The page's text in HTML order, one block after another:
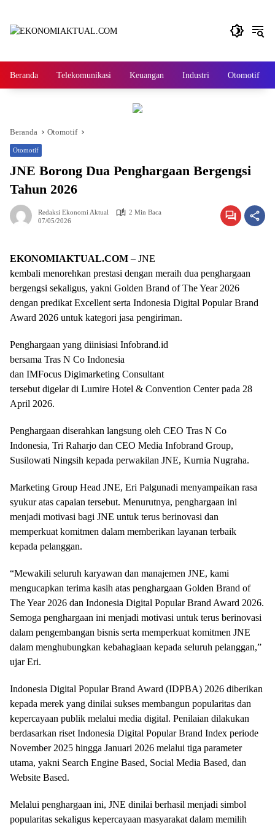
konten
Beranda Telekomunikasi Keuangan Industri Otomotif
Beranda Otomotif
Otomotif
JNE Borong Dua Penghargaan Bergengsi
Tahun 2026
Redaksi Ekonomi Aktual
2 Min Baca
07/05/2026
EKONOMIAKTUAL.COM – JNE
kembali menorehkan prestasi dengan meraih dua penghargaan
bergengsi sekaligus, yakni Golden Brand of The Year 2026
dengan predikat Excellent serta Indonesia Digital Popular Brand
Award 2026 untuk kategori jasa pengiriman.
Penghargaan yang diinisiasi Infobrand.id
bersama Tras N Co Indonesia
dan IMFocus Digimarketing Consultant
tersebut digelar di Lumire Hotel & Convention Center pada 28
April 2026.
Penghargaan diserahkan langsung oleh CEO Tras N Co
Indonesia, Tri Raharjo dan CEO Media Infobrand Group,
Susilowati Ningsih kepada perwakilan JNE, Kurnia Nugraha.
Marketing Group Head JNE, Eri Palgunadi menyampaikan rasa
syukur atas capaian tersebut. Menurutnya, penghargaan ini
menjadi motivasi bagi JNE untuk terus berinovasi dan
memperkuat komitmen dalam memberikan layanan terbaik
kepada pelanggan.
“Mewakili seluruh karyawan dan manajemen JNE, kami
mengucapkan terima kasih atas penghargaan Golden Brand of
The Year 2026 dan Indonesia Digital Popular Brand Award 2026.
Semoga penghargaan ini menjadi motivasi untuk terus berinovasi
dalam pengembangan bisnis serta memperkuat komitmen JNE
dalam menghubungkan kebahagiaan kepada seluruh pelanggan,”
ujar Eri.
Indonesia Digital Popular Brand Award (IDPBA) 2026 diberikan
kepada merek yang dinilai sukses membangun popularitas dan
kepercayaan publik melalui media digital. Penilaian dilakukan
berdasarkan riset Indonesia Digital Popular Brand Index periode
November 2025 hingga Januari 2026 melalui tiga parameter
utama, yakni Search Engine Based, Social Media Based, dan
Website Based.
Melalui penghargaan ini, JNE dinilai berhasil menjadi simbol
popularitas sekaligus kepercayaan masyarakat dalam memilih